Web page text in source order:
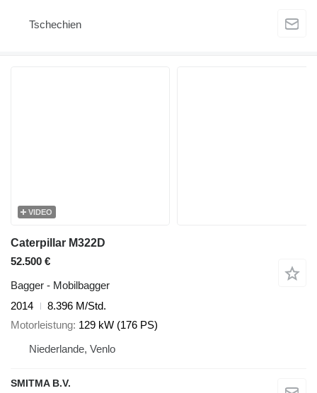
Tschechien
VIDEO
Caterpillar M322D
52.500 €
Bagger - Mobilbagger
2014
8.396 M/Std.
Motorleistung 129 kW (176 PS)
Niederlande, Venlo
SMITMA B.V.